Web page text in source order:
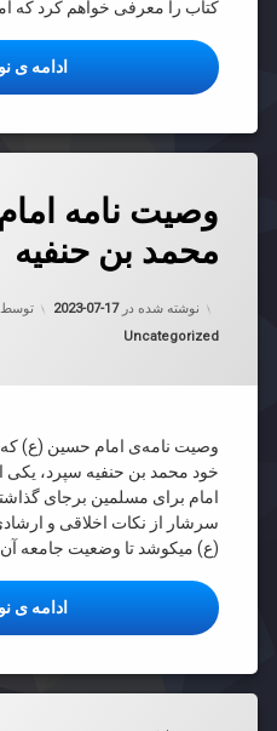
کتاب را معرفی خواهم کرد که
ادامه ی
وصیت نامه
محمد بن حنفیه
نوشته شده در2023-07-17
به روز
توسط
دسته بندی ها:
Uncategorized
وصیت نامه‌ی امام حسین (ع) که
خود محمد بن حنفیه سپرد،
امام برای مسلمین برجای
سرشار از نکات اخلاقی و
(ع) میکوشد تا وضعیت جامعه آن
ادامه ی